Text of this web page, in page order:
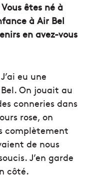
êtes né à
à Air Bel
en avez-vous
eu une
On jouait au
conneries dans
rose, on
complètement
de nous
J’en garde
côté.